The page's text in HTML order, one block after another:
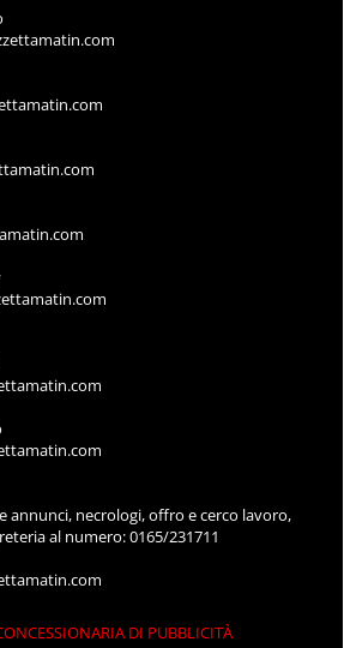
annunci, necrologi, offro e cerco lavoro,
al numero: 0165/231711
DI PUBBLICITÀ